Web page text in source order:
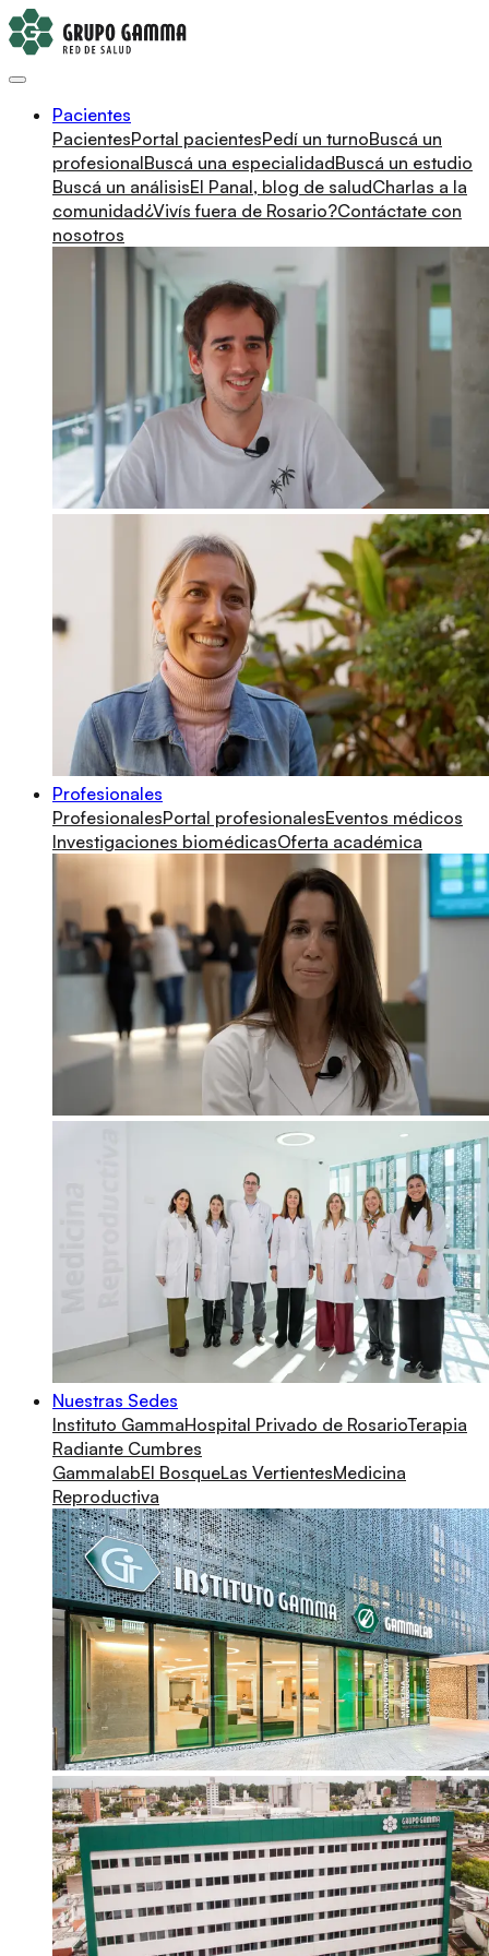
Pacientes
PacientesPortal pacientesPedí un turnoBuscá un
profesionalBuscá una especialidadBuscá un estudio
Buscá un análisisEl Panal, blog de saludCharlas a la
comunidad¿Vivís fuera de Rosario?Contáctate con
nosotros
Profesionales
ProfesionalesPortal profesionalesEventos médicos
Investigaciones biomédicasOferta académica
Nuestras Sedes
Instituto GammaHospital Privado de RosarioTerapia
Radiante Cumbres
GammalabEl BosqueLas VertientesMedicina
Reproductiva